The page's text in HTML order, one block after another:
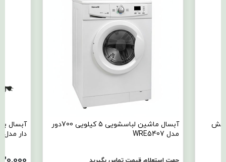
آبسال بخاری گازی تابشی بدون دودکش فن
دار مدل 437F
مدل REN5210